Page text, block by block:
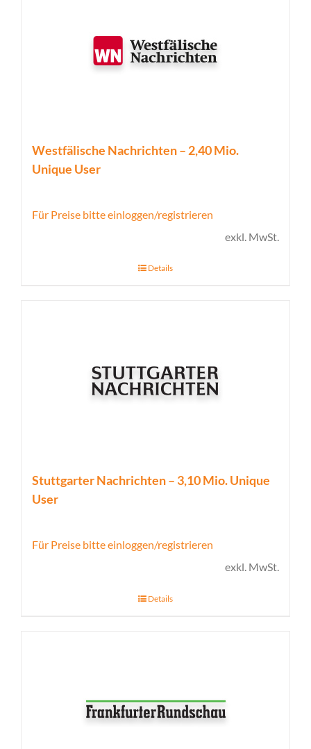
Westfälische Nachrichten – 2,40 Mio.
Unique User
Für Preise bitte einloggen/registrieren
exkl. MwSt.
Details
Stuttgarter Nachrichten – 3,10 Mio. Unique
User
Für Preise bitte einloggen/registrieren
exkl. MwSt.
Details